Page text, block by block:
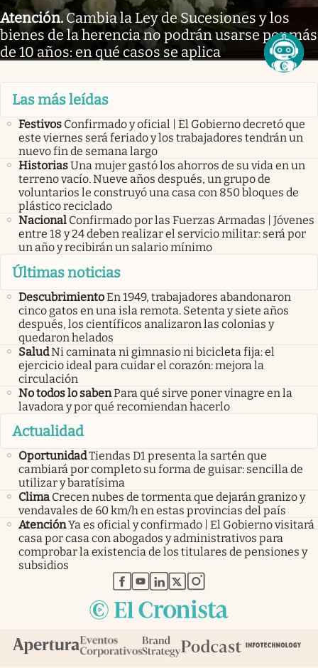
Atención.Cambia la Ley de Sucesiones y los
bienes de la herencia no podrán usarse por más
de 10 años: en qué casos se aplica
Las más leídas
Festivos Confirmado y oficial | El Gobierno decretó que
este viernes será feriado y los trabajadores tendrán un
nuevo fin de semana largo
HistoriasUna mujer gastó los ahorros de su vida en un
terreno vacío. Nueve años después, un grupo de
voluntarios le construyó una casa con 850 bloques de
plástico reciclado
Nacional Confirmado por las Fuerzas Armadas | Jóvenes
entre 18 y 24 deben realizar el servicio militar: será por
un año y recibirán un salario mínimo
Últimas noticias
DescubrimientoEn 1949, trabajadores abandonaron
cinco gatos en una isla remota. Setenta y siete años
después, los científicos analizaron las colonias y
quedaron helados
SaludNi caminata ni gimnasio ni bicicleta fija: el
ejercicio ideal para cuidar el corazón: mejora la
circulación
No todos lo sabenPara qué sirve poner vinagre en la
lavadora y por qué recomiendan hacerlo
Actualidad
OportunidadTiendas D1 presenta la sartén que
cambiará por completo su forma de guisar: sencilla de
utilizar y baratísima
Clima Crecen nubes de tormenta que dejarán granizo y
vendavales de 60 km/h en estas provincias del país
AtenciónYa es oficial y confirmado | El Gobierno visitará
casa por casa con abogados y administrativos para
comprobar la existencia de los titulares de pensiones y
subsidios
abre en nueva pestaña
abre en nueva pestaña
abre en nueva pestaña
abre en nueva pestaña
abre en nueva pestaña